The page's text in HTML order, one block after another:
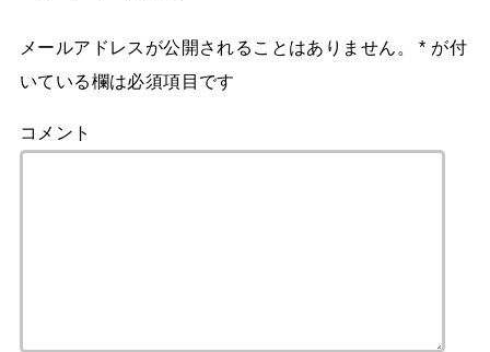
メールアドレスが公開されることはありません。 * が付
いている欄は必須項目です
コメント